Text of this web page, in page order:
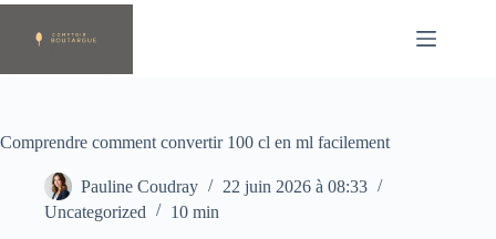
Passer
contenu
Comprendre comment convertir 100 cl en ml facilement
Pauline Coudray
22 juin 2026 à 08:33
Uncategorized
10 min